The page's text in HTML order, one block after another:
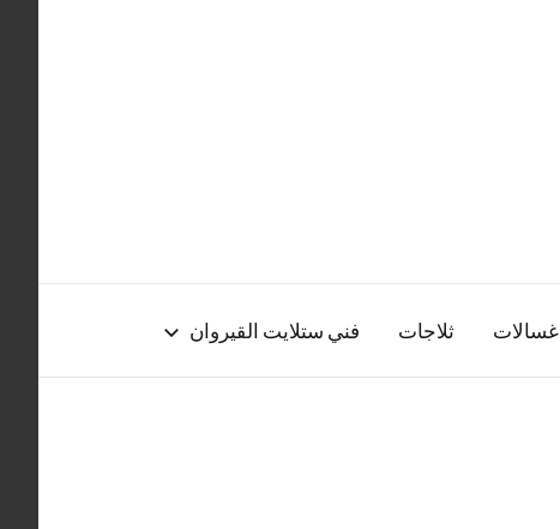
غسالات ثلاجات فني ستلايت القيروان